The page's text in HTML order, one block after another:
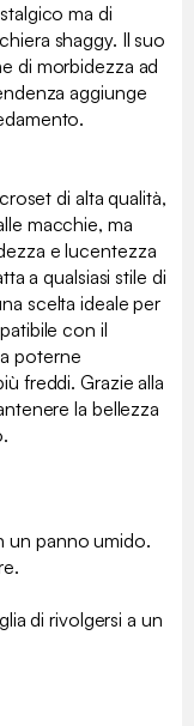
ma di
shaggy. Il suo
di morbidezza ad
aggiunge
di alta qualità,
macchie, ma
e lucentezza
a qualsiasi stile di
scelta ideale per
con il
poterne
freddi. Grazie alla
la bellezza
un panno umido.
di rivolgersi a un